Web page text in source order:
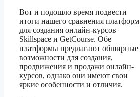
Вот и подошло время подвести
итоги нашего сравнения платформ
для создания онлайн-курсов —
Skillspace и GetCourse. Обе
платформы предлагают обширные
возможности для создания,
продвижения и продажи онлайн-
курсов, однако они имеют свои
яркие особенности и отличия.